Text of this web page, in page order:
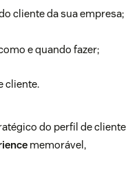
cliente da sua empresa;
e quando fazer;
cliente.
do perfil de cliente
memorável,